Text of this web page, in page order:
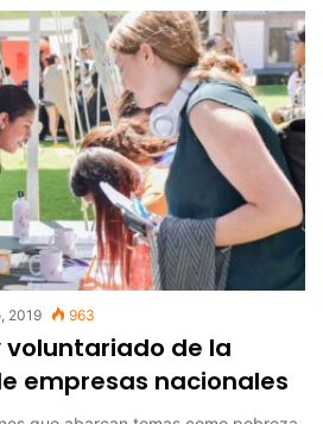
2019 963
voluntariado de la
empresas nacionales